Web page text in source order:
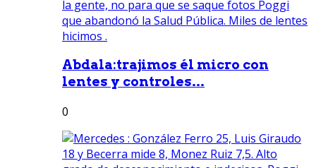
Abdala:trajimos él micro con
lentes y controles...
0